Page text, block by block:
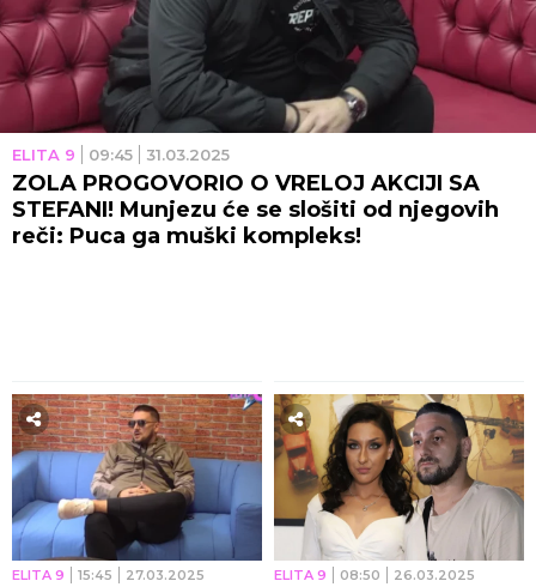
ELITA 9 09:45 31.03.2025
ZOLA PROGOVORIO O VRELOJ AKCIJI SA
STEFANI! Munjezu će se slošiti od njegovih
reči: Puca ga muški kompleks!
ELITA 9 15:45 27.03.2025 ELITA 9 08:50 26.03.2025